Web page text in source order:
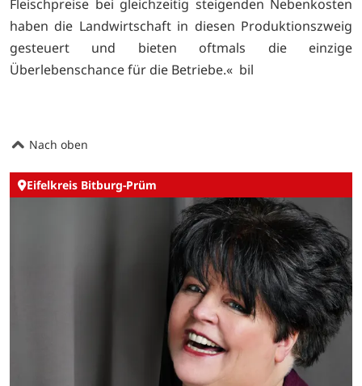
Fleischpreise bei gleichzeitig steigenden Nebenkosten
haben die Landwirtschaft in diesen Produktionszweig
gesteuert und bieten oftmals die einzige
Überlebenschance für die Betriebe.« bil
Nach oben
Eifelkreis Bitburg-Prüm